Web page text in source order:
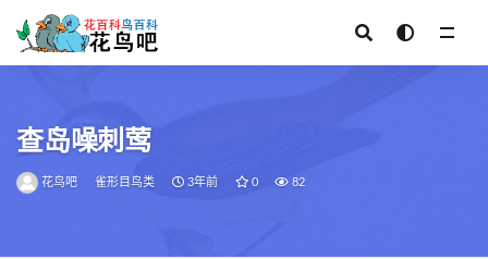
查岛噪刺莺
花鸟吧 雀形目鸟类 3年前 0 82